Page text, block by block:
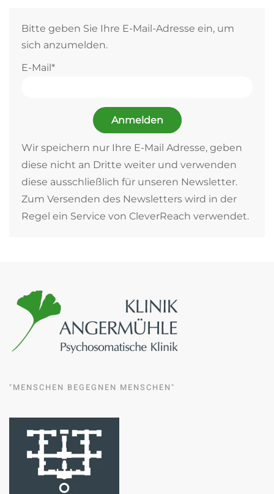
Bitte geben Sie Ihre E-Mail-Adresse ein, um
sich anzumelden.
E-Mail*
Anmelden
Wir speichern nur Ihre E-Mail Adresse, geben
diese nicht an Dritte weiter und verwenden
diese ausschließlich für unseren Newsletter.
Zum Versenden des Newsletters wird in der
Regel ein Service von CleverReach verwendet.
"MENSCHEN BEGEGNEN MENSCHEN"